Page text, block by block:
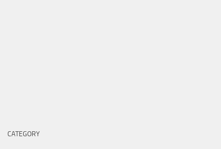
CATEGORY